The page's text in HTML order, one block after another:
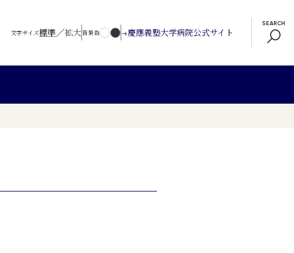
文字サイズ標準／拡大背景色 慶應義塾大学病院公式サイト
SEARCH